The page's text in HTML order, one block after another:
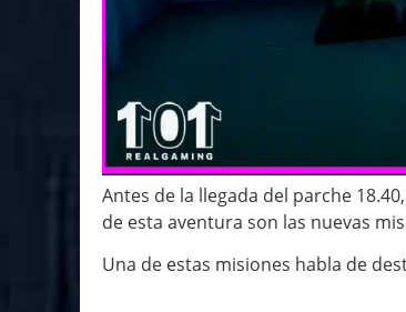
Antes de la llegada del parche
de esta aventura son las nuevas
Una de estas misiones habla de